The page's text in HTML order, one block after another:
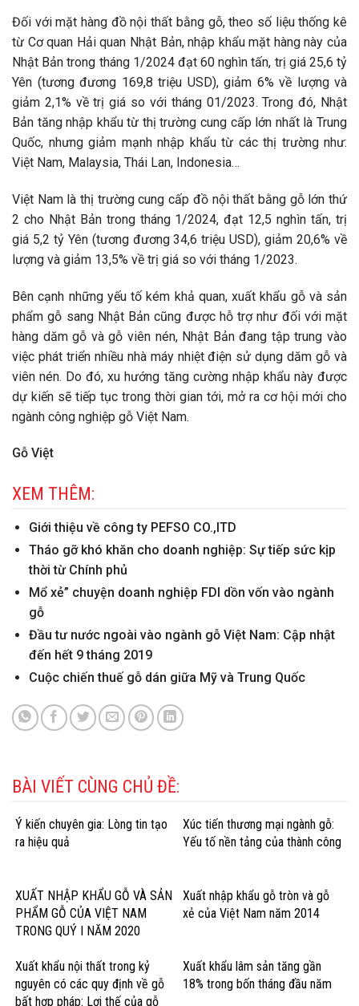
Đối với mặt hàng đồ nội thất bằng gỗ, theo số liệu thống kê
từ Cơ quan Hải quan Nhật Bản, nhập khẩu mặt hàng này của
Nhật Bản trong tháng 1/2024 đạt 60 nghìn tấn, trị giá 25,6 tỷ
Yên (tương đương 169,8 triệu USD), giảm 6% về lượng và
giảm 2,1% về trị giá so với tháng 01/2023. Trong đó, Nhật
Bản tăng nhập khẩu từ thị trường cung cấp lớn nhất là Trung
Quốc, nhưng giảm mạnh nhập khẩu từ các thị trường như:
Việt Nam, Malaysia, Thái Lan, Indonesia…
Việt Nam là thị trường cung cấp đồ nội thất bằng gỗ lớn thứ
2 cho Nhật Bản trong tháng 1/2024, đạt 12,5 nghìn tấn, trị
giá 5,2 tỷ Yên (tương đương 34,6 triệu USD), giảm 20,6% về
lượng và giảm 13,5% về trị giá so với tháng 1/2023.
Bên cạnh những yếu tố kém khả quan, xuất khẩu gỗ và sản
phẩm gỗ sang Nhật Bản cũng được hỗ trợ như đối với mặt
hàng dăm gỗ và gỗ viên nén, Nhật Bản đang tập trung vào
việc phát triển nhiều nhà máy nhiệt điện sử dụng dăm gỗ và
viên nén. Do đó, xu hướng tăng cường nhập khẩu này được
dự kiến sẽ tiếp tục trong thời gian tới, mở ra cơ hội mới cho
ngành công nghiệp gỗ Việt Nam.
Gỗ Việt
XEM THÊM:
Giới thiệu về công ty PEFSO CO.,lTD
Tháo gỡ khó khăn cho doanh nghiệp: Sự tiếp sức kịp
thời từ Chính phủ
Mổ xẻ” chuyện doanh nghiệp FDI dồn vốn vào ngành
gỗ
Đầu tư nước ngoài vào ngành gỗ Việt Nam: Cập nhật
đến hết 9 tháng 2019
Cuộc chiến thuế gỗ dán giữa Mỹ và Trung Quốc
BÀI VIẾT CÙNG CHỦ ĐỀ:
Ý kiến chuyên gia: Lòng tin tạo
ra hiệu quả
Xúc tiến thương mại ngành gỗ:
Yếu tố nền tảng của thành công
XUẤT NHẬP KHẨU GỖ VÀ SẢN
PHẨM GỖ CỦA VIỆT NAM
TRONG QUÝ I NĂM 2020
Xuất nhập khẩu gỗ tròn và gỗ
xẻ của Việt Nam năm 2014
Xuất khẩu nội thất trong kỷ
nguyên có các quy định về gỗ
bất hợp pháp: Lợi thế của gỗ
Xuất khẩu lâm sản tăng gần
18% trong bốn tháng đầu năm